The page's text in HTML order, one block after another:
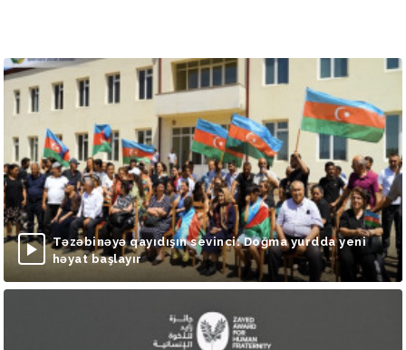
Təzəbinəyə qayıdışın sevinci: Doğma yurdda yeni
həyat başlayır